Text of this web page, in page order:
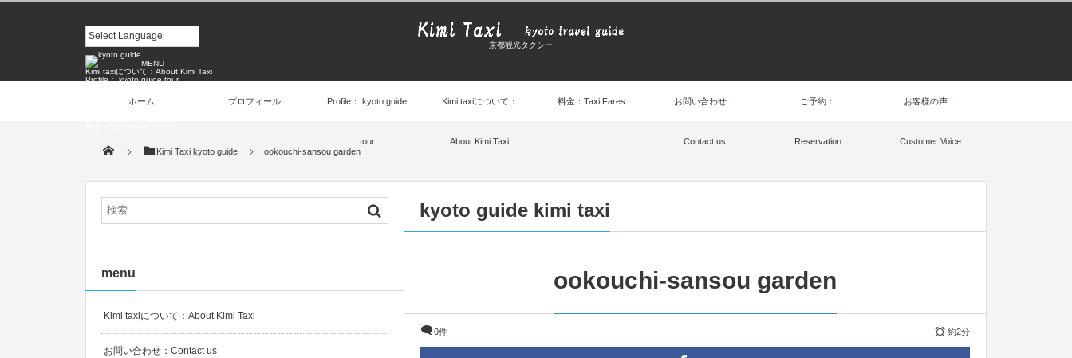
京都観光タクシー
MENU
Kimi taxiについて：About Kimi Taxi
Profile： kyoto guide tour
ご予約：Reservation
ホーム プロフィール Profile： kyoto guide
tour
Kimi taxiについて：
About Kimi Taxi
料金：Taxi Fares: お問い合わせ：
Contact us
ご予約：
Reservation
お客様の声：
Customer Voice
Kimi Taxi kyoto guide
ookouchi-sansou garden
kyoto guide kimi taxi
ookouchi-sansou garden
0件 約2分
menu
Kimi taxiについて：About Kimi Taxi
お問い合わせ：Contact us